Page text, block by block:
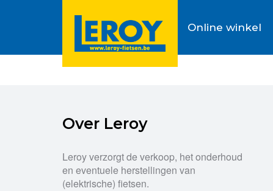
Online winkel
Over Leroy
Leroy verzorgt de verkoop, het onderhoud
en eventuele herstellingen van
(elektrische) fietsen.